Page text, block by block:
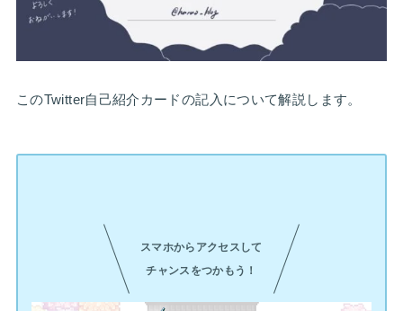
このTwitter自己紹介カードの記入について解説します。
スマホからアクセスして
チャンスをつかもう！